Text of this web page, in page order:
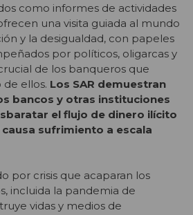
como informes de actividades
una visita guiada al mundo
y la desigualdad, con papeles
por políticos, oligarcas y
de los banqueros que
ellos. Los SAR demuestran
bancos y otras instituciones
el flujo de dinero ilícito
sufrimiento a escala
por crisis que acaparan los
incluida la pandemia de
vidas y medios de